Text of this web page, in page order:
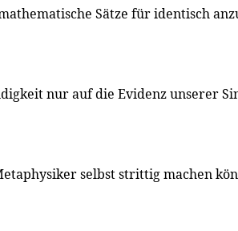
Sätze für identisch
nur auf die Evidenz unserer
selbst strittig machen